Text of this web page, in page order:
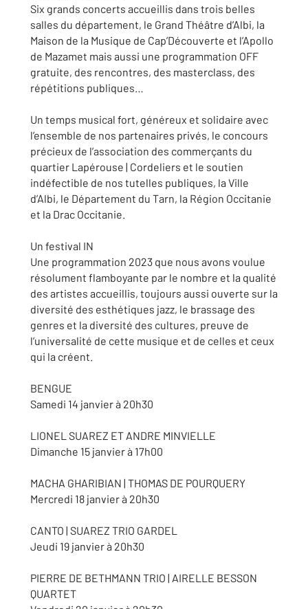
Six grands concerts accueillis dans trois belles
salles du département, le Grand Théâtre d’Albi, la
Maison de la Musique de Cap’Découverte et l’Apollo
de Mazamet mais aussi une programmation OFF
gratuite, des rencontres, des masterclass, des
répétitions publiques…
Un temps musical fort, généreux et solidaire avec
l’ensemble de nos partenaires privés, le concours
précieux de l’association des commerçants du
quartier Lapérouse | Cordeliers et le soutien
indéfectible de nos tutelles publiques, la Ville
d’Albi, le Département du Tarn, la Région Occitanie
et la Drac Occitanie.
Un festival IN
Une programmation 2023 que nous avons voulue
résolument flamboyante par le nombre et la qualité
des artistes accueillis, toujours aussi ouverte sur la
diversité des esthétiques jazz, le brassage des
genres et la diversité des cultures, preuve de
l’universalité de cette musique et de celles et ceux
qui la créent.
BENGUE
Samedi 14 janvier à 20h30
LIONEL SUAREZ ET ANDRE MINVIELLE
Dimanche 15 janvier à 17h00
MACHA GHARIBIAN | THOMAS DE POURQUERY
Mercredi 18 janvier à 20h30
CANTO | SUAREZ TRIO GARDEL
Jeudi 19 janvier à 20h30
PIERRE DE BETHMANN TRIO | AIRELLE BESSON
QUARTET